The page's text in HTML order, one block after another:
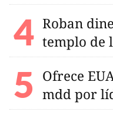
Roban
templo de
Ofrece
mdd por